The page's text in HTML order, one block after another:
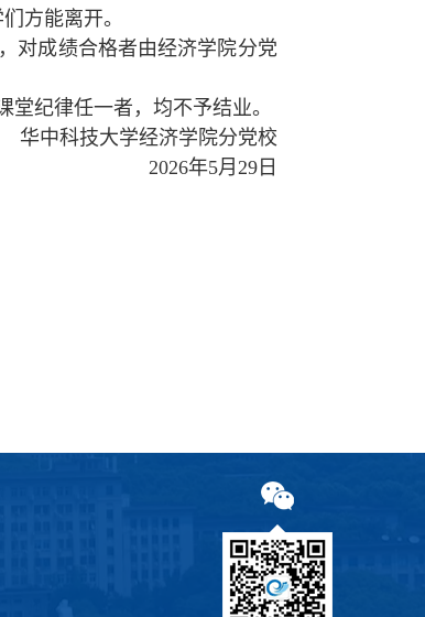
方能离开。
对成绩合格者由经济学院分党
堂纪律任一者，均不予结业。
华中科技大学经济学院分党校
2026年5月29日